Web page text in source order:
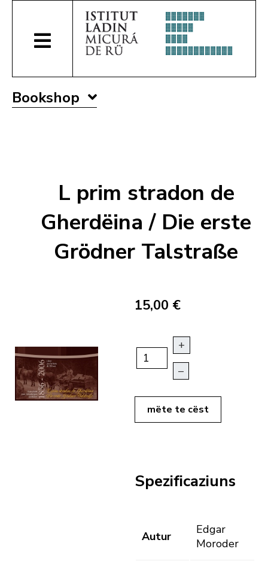
Bookshop
L prim stradon de
Gherdëina / Die erste
Grödner Talstraße
15,00 €
+
–
mëte te cëst
Spezificaziuns
Autur
Edgar
Moroder